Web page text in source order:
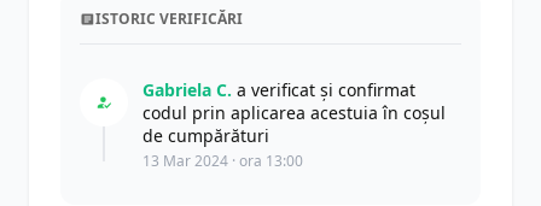
ISTORIC VERIFICĂRI
Gabriela C. a verificat și confirmat
codul prin aplicarea acestuia în coșul
de cumpărături
13 Mar 2024 · ora 13:00